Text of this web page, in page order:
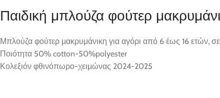
Παιδική μπλούζα φούτερ
Μπλούζα φούτερ μακρυμάνικη για αγόρι από 6 έως 16 ετών,
Ποιότητα 50% cotton-50%polyester
Κολεξιόν φθινόπωρο-χειμώνας 2024-2025